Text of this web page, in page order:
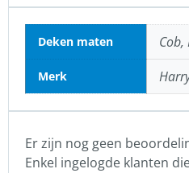
Deken maten Cob,
Merk
Er zijn nog geen
Enkel ingelogde klanten